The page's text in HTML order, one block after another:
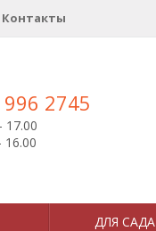
Контакты
2745
17.00
16.00
ДЛЯ САДА